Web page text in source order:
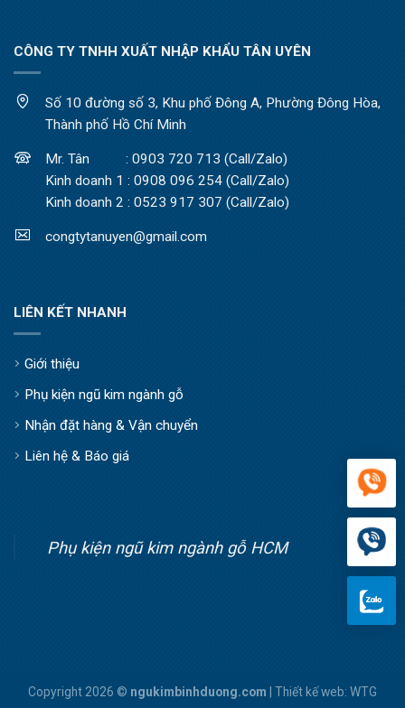
CÔNG TY TNHH XUẤT NHẬP KHẨU TÂN UYÊN
Số 10 đường số 3, Khu phố Đông A, Phường Đông Hòa,
Thành phố Hồ Chí Minh
Mr. Tân : 0903 720 713 (Call/Zalo)
Kinh doanh 1 : 0908 096 254 (Call/Zalo)
Kinh doanh 2 : 0523 917 307 (Call/Zalo)
congtytanuyen@gmail.com
LIÊN KẾT NHANH
Giới thiệu
Phụ kiện ngũ kim ngành gỗ
Nhận đặt hàng & Vận chuyển
Liên hệ & Báo giá
Phụ kiện ngũ kim ngành gỗ HCM
Copyright 2026 © ngukimbinhduong.com | Thiết kế web: WTG